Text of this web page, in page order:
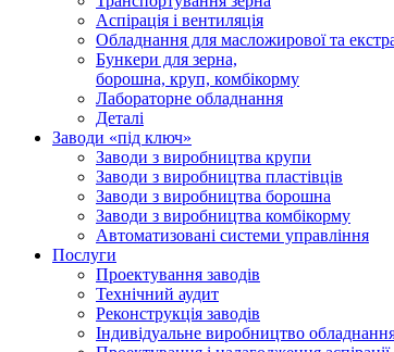
Аспірація і вентиляція
Обладнання для масложирової та
Бункери для зерна,
борошна, круп, комбікорму
Лабораторне обладнання
Деталі
Заводи «під ключ»
Заводи з виробництва крупи
Заводи з виробництва пластівців
Заводи з виробництва борошна
Заводи з виробництва комбікорму
Автоматизовані системи управління
Послуги
Проектування заводів
Технічний аудит
Реконструкція заводів
Індивідуальне виробництво